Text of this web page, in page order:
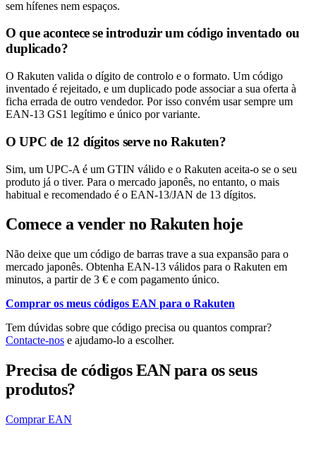
sem hífenes nem espaços.
O que acontece se introduzir um código inventado ou
duplicado?
O Rakuten valida o dígito de controlo e o formato. Um código
inventado é rejeitado, e um duplicado pode associar a sua oferta à
ficha errada de outro vendedor. Por isso convém usar sempre um
EAN-13 GS1 legítimo e único por variante.
O UPC de 12 dígitos serve no Rakuten?
Sim, um UPC-A é um GTIN válido e o Rakuten aceita-o se o seu
produto já o tiver. Para o mercado japonês, no entanto, o mais
habitual e recomendado é o EAN-13/JAN de 13 dígitos.
Comece a vender no Rakuten hoje
Não deixe que um código de barras trave a sua expansão para o
mercado japonês. Obtenha EAN-13 válidos para o Rakuten em
minutos, a partir de 3 € e com pagamento único.
Comprar os meus códigos EAN para o Rakuten
Tem dúvidas sobre que código precisa ou quantos comprar?
Contacte-nos e ajudamo-lo a escolher.
Precisa de códigos EAN para os seus
produtos?
Comprar EAN